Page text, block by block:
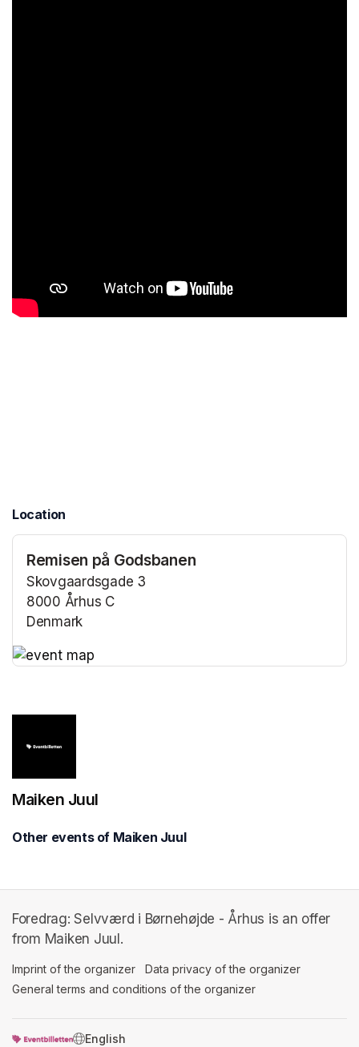
Location
Remisen på Godsbanen
Skovgaardsgade 3
8000 Århus C
Denmark
Maiken Juul
Other events of Maiken Juul
Foredrag: Selvværd i Børnehøjde - Århus is an offer
from Maiken Juul.
Imprint of the organizer (opens in a new tab)
Data privacy of the organizer
General terms and conditions of the organizer